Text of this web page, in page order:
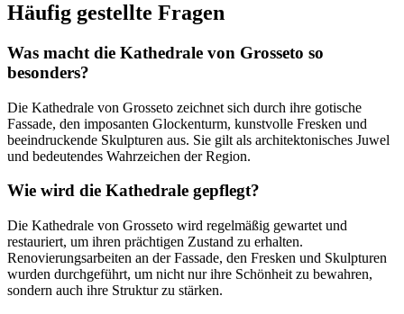
Häufig gestellte Fragen
Was macht die Kathedrale von Grosseto so
besonders?
Die Kathedrale von Grosseto zeichnet sich durch ihre gotische
Fassade, den imposanten Glockenturm, kunstvolle Fresken und
beeindruckende Skulpturen aus. Sie gilt als architektonisches Juwel
und bedeutendes Wahrzeichen der Region.
Wie wird die Kathedrale gepflegt?
Die Kathedrale von Grosseto wird regelmäßig gewartet und
restauriert, um ihren prächtigen Zustand zu erhalten.
Renovierungsarbeiten an der Fassade, den Fresken und Skulpturen
wurden durchgeführt, um nicht nur ihre Schönheit zu bewahren,
sondern auch ihre Struktur zu stärken.